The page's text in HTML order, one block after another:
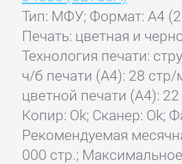
Тип: МФУ; Формат: A4
Печать: цветная и
Технология печати:
ч/б печати (А4): 28
цветной печати (А4):
Копир: Ok; Сканер: Ok;
Рекомендуемая
000 стр.;